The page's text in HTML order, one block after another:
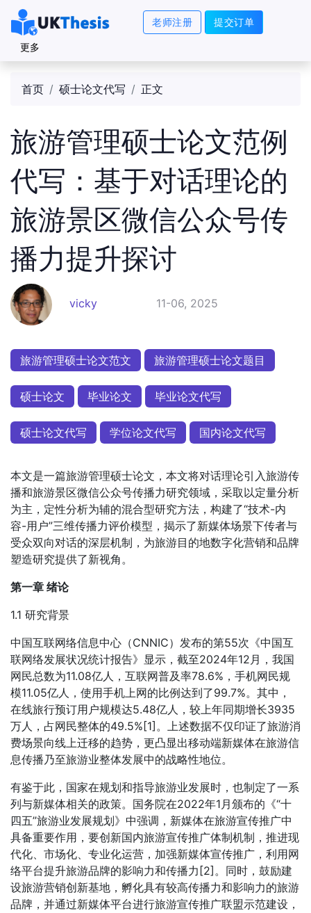
老师注册 提交订单
更多
首页 硕士论文代写 正文
旅游管理硕士论文范例
代写：基于对话理论的
旅游景区微信公众号传
播力提升探讨
vicky 11-06, 2025
旅游管理硕士论文范文 旅游管理硕士论文题目
硕士论文 毕业论文 毕业论文代写
硕士论文代写 学位论文代写 国内论文代写
本文是一篇旅游管理硕士论文，本文将对话理论引入旅游传
播和旅游景区微信公众号传播力研究领域，采取以定量分析
为主，定性分析为辅的混合型研究方法，构建了“技术-内
容-用户”三维传播力评价模型，揭示了新媒体场景下传者与
受众双向对话的深层机制，为旅游目的地数字化营销和品牌
塑造研究提供了新视角。
第一章 绪论
1.1 研究背景
中国互联网络信息中心（CNNIC）发布的第55次《中国互
联网络发展状况统计报告》显示，截至2024年12月，我国
网民总数为11.08亿人，互联网普及率78.6%，手机网民规
模11.05亿人，使用手机上网的比例达到了99.7%。其中，
在线旅行预订用户规模达5.48亿人，较上年同期增长3935
万人，占网民整体的49.5%[1]。上述数据不仅印证了旅游消
费场景向线上迁移的趋势，更凸显出移动端新媒体在旅游信
息传播乃至旅游业整体发展中的战略性地位。
有鉴于此，国家在规划和指导旅游业发展时，也制定了一系
列与新媒体相关的政策。国务院在2022年1月颁布的《“十
四五”旅游业发展规划》中强调，新媒体在旅游宣传推广中
具备重要作用，要创新国内旅游宣传推广体制机制，推进现
代化、市场化、专业化运营，加强新媒体宣传推广，利用网
络平台提升旅游品牌的影响力和传播力[2]。同时，鼓励建
设旅游营销创新基地，孵化具有较高传播力和影响力的旅游
品牌，并通过新媒体平台进行旅游宣传推广联盟示范建设，